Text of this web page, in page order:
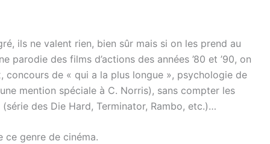
ils ne valent rien, bien sûr mais si on les prend au
parodie des films d’actions des années ’80 et ’90, on
de « qui a la plus longue », psychologie de
mention spéciale à C. Norris), sans compter les
des Die Hard, Terminator, Rambo, etc.)…
ce genre de cinéma.